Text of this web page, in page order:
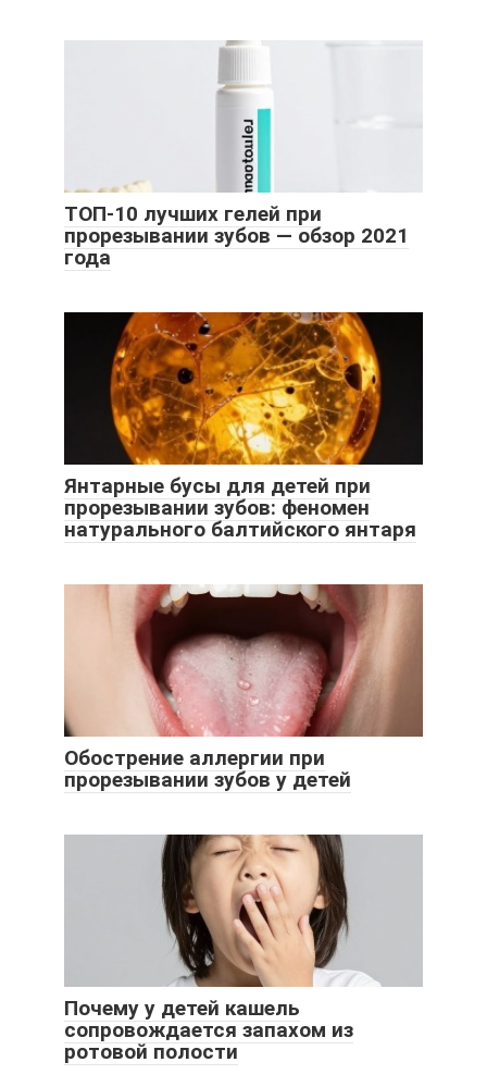
ТОП-10 лучших гелей при
прорезывании зубов — обзор 2021
года
Янтарные бусы для детей при
прорезывании зубов: феномен
натурального балтийского янтаря
Обострение аллергии при
прорезывании зубов у детей
Почему у детей кашель
сопровождается запахом из
ротовой полости